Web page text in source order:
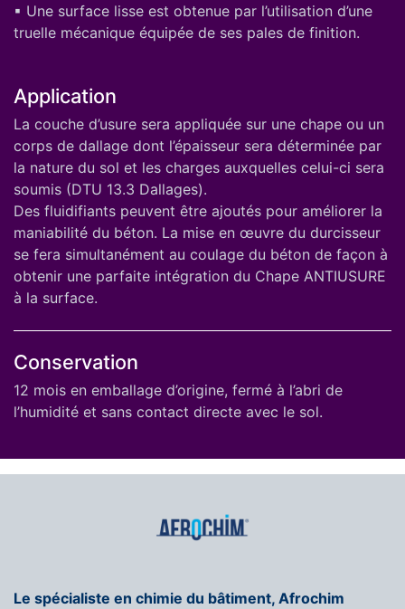
▪ Une surface lisse est obtenue par l’utilisation d’une
truelle mécanique équipée de ses pales de finition.
Application
La couche d’usure sera appliquée sur une chape ou un
corps de dallage dont l’épaisseur sera déterminée par
la nature du sol et les charges auxquelles celui-ci sera
soumis (DTU 13.3 Dallages).
Des fluidifiants peuvent être ajoutés pour améliorer la
maniabilité du béton. La mise en œuvre du durcisseur
se fera simultanément au coulage du béton de façon à
obtenir une parfaite intégration du Chape ANTIUSURE
à la surface.
Conservation
12 mois en emballage d’origine, fermé à l’abri de
l’humidité et sans contact directe avec le sol.
Le spécialiste en chimie du bâtiment, Afrochim